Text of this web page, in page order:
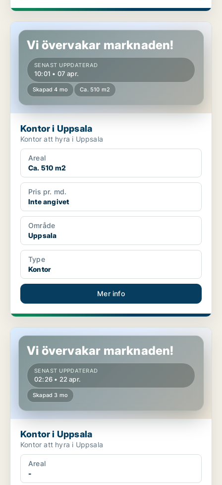
Kontor i Uppsala
Vi övervakar marknaden!
SENAST UPPDATERAD
10:01 • 07 apr.
Skapad 4 mo Ca. 510 m2
Kontor i Uppsala
Kontor att hyra i Uppsala
Areal
Ca. 510 m2
Pris pr. md.
Inte angivet
Område
Uppsala
Type
Kontor
Mer info
Kontor i Uppsala
Vi övervakar marknaden!
SENAST UPPDATERAD
02:26 • 22 apr.
Skapad 3 mo
Kontor i Uppsala
Kontor att hyra i Uppsala
Areal
-